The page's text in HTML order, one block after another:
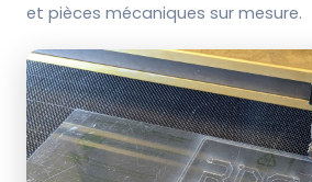
et pièces mécaniques sur mesure.